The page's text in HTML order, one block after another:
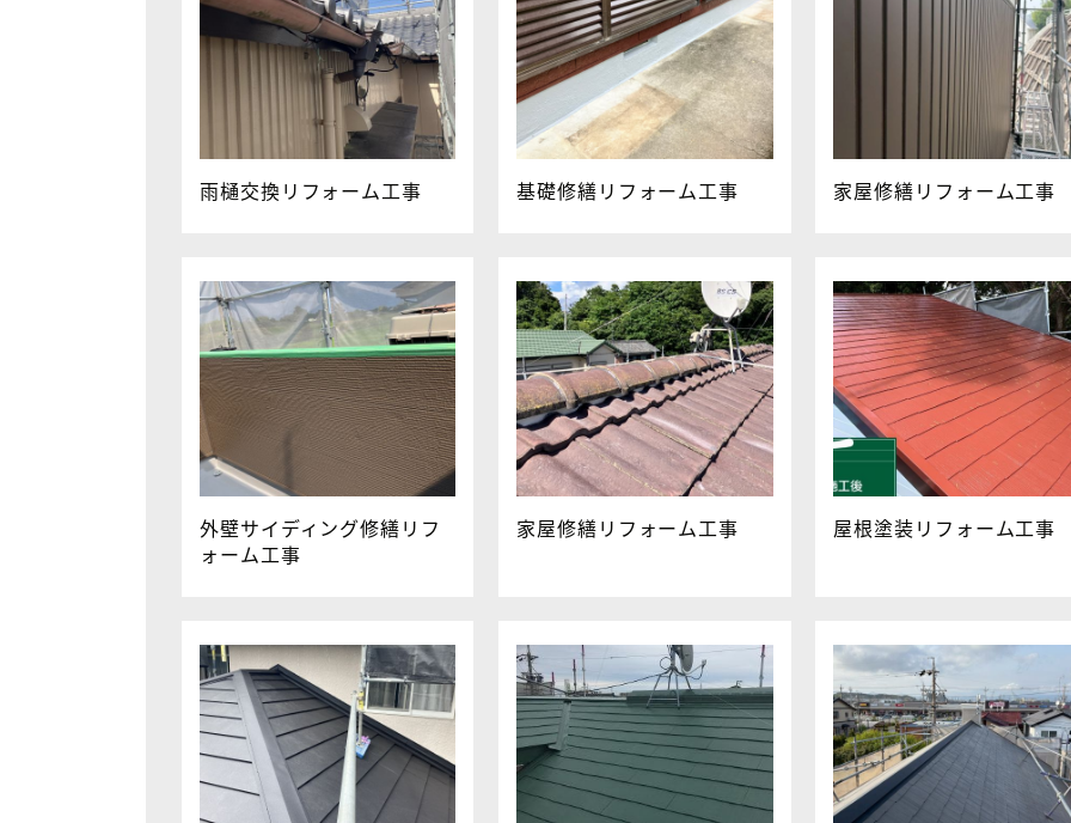
雨樋交換リフォーム工事 基礎修繕リフォーム工事 家屋修繕リフォーム工事
外壁サイディング修繕リフ
ォーム工事
家屋修繕リフォーム工事 屋根塗装リフォーム工事